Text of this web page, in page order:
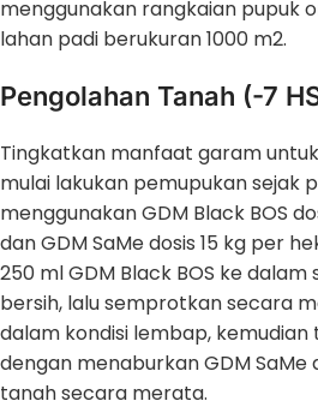
menggunakan rangkaian pupuk
lahan padi berukuran 1000 m2.
Pengolahan Tanah (-7
Tingkatkan manfaat garam
mulai lakukan pemupukan sejak
menggunakan GDM Black BOS
dan GDM SaMe dosis 15 kg per
250 ml GDM Black BOS ke
bersih, lalu semprotkan secara
dalam kondisi lembap,
dengan menaburkan GDM
tanah secara merata.